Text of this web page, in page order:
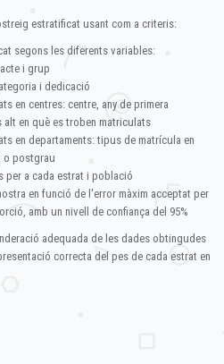
estratificat usant com a criteris:
segons les diferents variables:
i grup
i dedicació
en centres: centre, any de primera
alt en què es troben matriculats
en departaments: tipus de matrícula en
o postgrau
per a cada estrat i població
en funció de l'error màxim acceptat per
amb un nivell de confiança del 95%
adequada de les dades obtingudes
correcta del pes de cada estrat en